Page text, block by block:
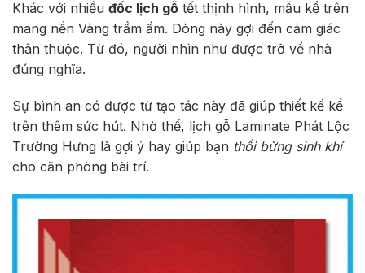
Khác với nhiều đốc lịch gỗ tết thịnh hình, mẫu kể trên
mang nền Vàng trầm ấm. Dòng này gợi đến cảm giác
thân thuộc. Từ đó, người nhìn như được trở về nhà
đúng nghĩa.
Sự bình an có được từ tạo tác này đã giúp thiết kế kể
trên thêm sức hút. Nhờ thế, lịch gỗ Laminate Phát Lộc
Trường Hưng là gợi ý hay giúp bạn thổi bừng sinh khí
cho căn phòng bài trí.